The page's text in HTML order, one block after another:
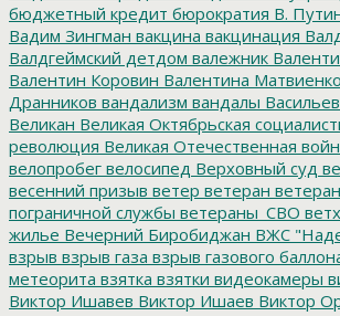
бюджетный кредит бюрократия В.
Вадим Зингман вакцина вакцинация
Валдгеймский детдом валежник
Валентин Коровин Валентина Матвиенко
Дранников вандализм вандалы
Великан Великая Октябрьская
революция Великая Отечественная
велопробег велосипед Верховный суд
весенний призыв ветер ветеран
пограничной службы ветераны_СВО
жилье Вечерний Биробиджан ВЖС
взрыв взрыв газа взрыв газового
метеорита взятка взятки видеокамеры
Виктор Ишавев Виктор Ишаев Виктор